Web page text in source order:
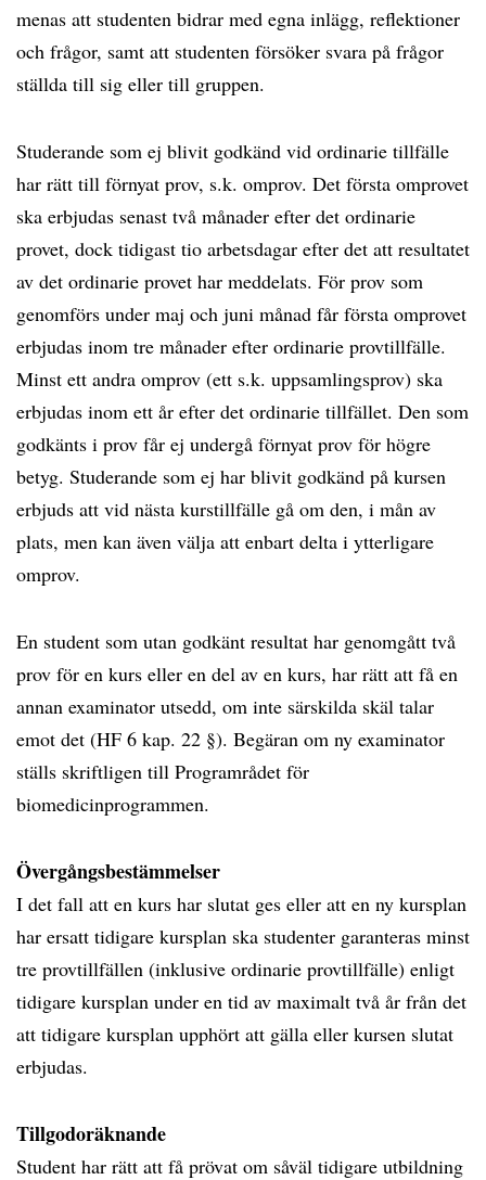
menas att studenten bidrar med egna inlägg, reflektioner
och frågor, samt att studenten försöker svara på frågor
ställda till sig eller till gruppen.
Studerande som ej blivit godkänd vid ordinarie tillfälle
har rätt till förnyat prov, s.k. omprov. Det första omprovet
ska erbjudas senast två månader efter det ordinarie
provet, dock tidigast tio arbetsdagar efter det att resultatet
av det ordinarie provet har meddelats. För prov som
genomförs under maj och juni månad får första omprovet
erbjudas inom tre månader efter ordinarie provtillfälle.
Minst ett andra omprov (ett s.k. uppsamlingsprov) ska
erbjudas inom ett år efter det ordinarie tillfället. Den som
godkänts i prov får ej undergå förnyat prov för högre
betyg. Studerande som ej har blivit godkänd på kursen
erbjuds att vid nästa kurstillfälle gå om den, i mån av
plats, men kan även välja att enbart delta i ytterligare
omprov.
En student som utan godkänt resultat har genomgått två
prov för en kurs eller en del av en kurs, har rätt att få en
annan examinator utsedd, om inte särskilda skäl talar
emot det (HF 6 kap. 22 §). Begäran om ny examinator
ställs skriftligen till Programrådet för
biomedicinprogrammen.
Övergångsbestämmelser
I det fall att en kurs har slutat ges eller att en ny kursplan
har ersatt tidigare kursplan ska studenter garanteras minst
tre provtillfällen (inklusive ordinarie provtillfälle) enligt
tidigare kursplan under en tid av maximalt två år från det
att tidigare kursplan upphört att gälla eller kursen slutat
erbjudas.
Tillgodoräknande
Student har rätt att få prövat om såväl tidigare utbildning